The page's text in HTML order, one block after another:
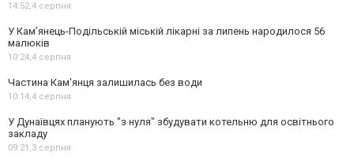
14:52,4 серпня
У Кам’янець-Подільській міській лікарні за липень народилося 56
малюків
10:24,4 серпня
Частина Кам'янця залишилась без води
10:14,4 серпня
У Дунаївцях планують "з нуля" збудувати котельню для освітнього
закладу
09:21,3 серпня